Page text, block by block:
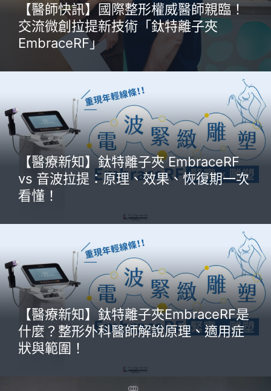
【醫師快訊】國際整形權威醫師親臨！
交流微創拉提新技術「鈦特離子夾
EmbraceRF」
【醫療新知】鈦特離子夾 EmbraceRF
vs 音波拉提：原理、效果、恢復期一次
看懂！
【醫療新知】鈦特離子夾EmbraceRF是
什麼？整形外科醫師解說原理、適用症
狀與範圍！